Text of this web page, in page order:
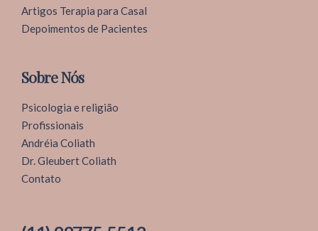
Artigos Terapia para Casal
Depoimentos de Pacientes
Sobre Nós
Psicologia e religião
Profissionais
Andréia Coliath
Dr. Gleubert Coliath
Contato
Clínica Coliath